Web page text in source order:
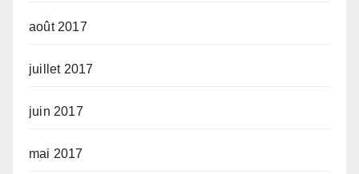
août 2017
juillet 2017
juin 2017
mai 2017